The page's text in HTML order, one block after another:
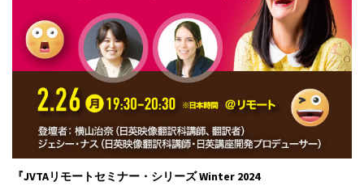
『JVTAリモートセミナー・シリーズ Winter 2024